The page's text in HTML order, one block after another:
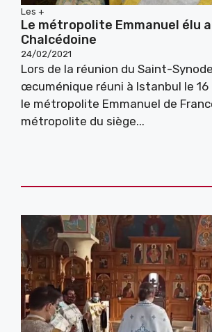
Les +
Le métropolite Emmanuel élu
Chalcédoine
24/02/2021
Lors de la réunion du Saint-
œcuménique réuni à Istanbul le 16
le métropolite Emmanuel de
métropolite du siège...